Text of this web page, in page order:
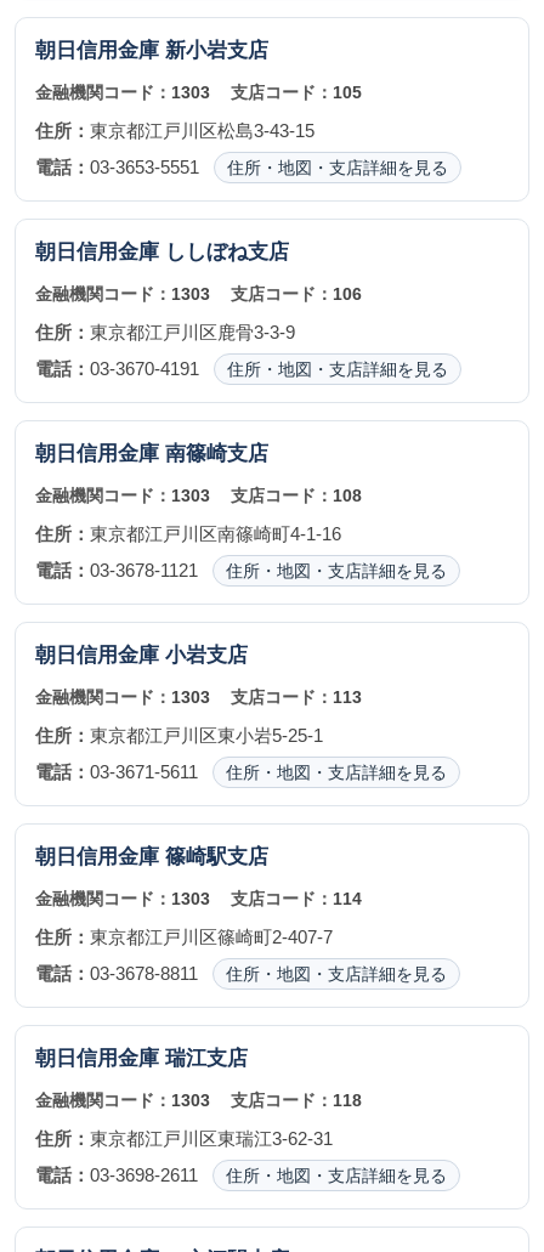
朝日信用金庫 新小岩支店
金融機関コード： 1303 支店コード： 105
住所： 東京都江戸川区松島3-43-15
電話： 03-3653-5551 住所・地図・支店詳細を見る
朝日信用金庫 ししぼね支店
金融機関コード： 1303 支店コード： 106
住所： 東京都江戸川区鹿骨3-3-9
電話： 03-3670-4191 住所・地図・支店詳細を見る
朝日信用金庫 南篠崎支店
金融機関コード： 1303 支店コード： 108
住所： 東京都江戸川区南篠崎町4-1-16
電話： 03-3678-1121 住所・地図・支店詳細を見る
朝日信用金庫 小岩支店
金融機関コード： 1303 支店コード： 113
住所： 東京都江戸川区東小岩5-25-1
電話： 03-3671-5611 住所・地図・支店詳細を見る
朝日信用金庫 篠崎駅支店
金融機関コード： 1303 支店コード： 114
住所： 東京都江戸川区篠崎町2-407-7
電話： 03-3678-8811 住所・地図・支店詳細を見る
朝日信用金庫 瑞江支店
金融機関コード： 1303 支店コード： 118
住所： 東京都江戸川区東瑞江3-62-31
電話： 03-3698-2611 住所・地図・支店詳細を見る